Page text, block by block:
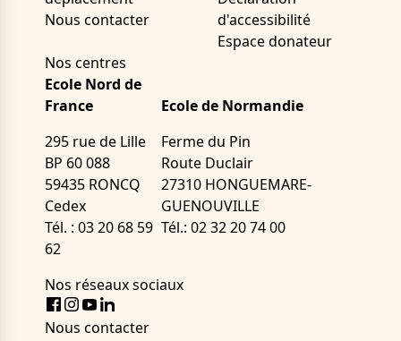
Nous contacter
d'accessibilité
Espace donateur
Nos centres
Ecole Nord de
France
295 rue de Lille
BP 60 088
59435 RONCQ
Cedex
Tél. : 03 20 68 59
62
Ecole de Normandie
Ferme du Pin
Route Duclair
27310 HONGUEMARE-
GUENOUVILLE
Tél.: 02 32 20 74 00
Nos réseaux sociaux
Facebook
Instagram
Youtube
Nous contacter